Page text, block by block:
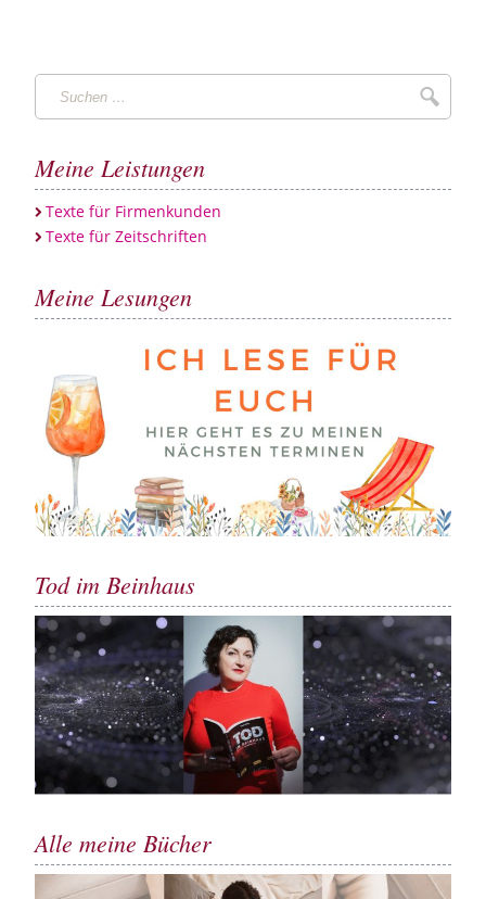
Suchen
…
Meine Leistungen
Texte für Firmenkunden
Texte für Zeitschriften
Meine Lesungen
Tod im Beinhaus
Alle meine Bücher